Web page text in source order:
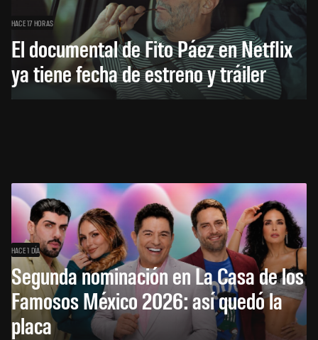
HACE 17 HORAS
El documental de Fito Páez en Netflix
ya tiene fecha de estreno y tráiler
HACE 1 DÍA
Segunda nominación en La Casa de los
Famosos México 2026: así quedó la
placa